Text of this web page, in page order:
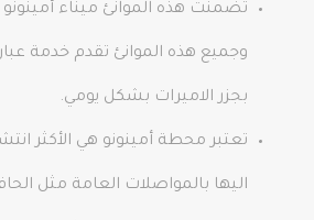
تضمنت هذه الموانئ ميناء
وجميع هذه الموانئ تقدم خدمة
بجزر الاميرات بشكل يومي.
تعتبر محطة أمينونو هي الأكثر
اليها بالمواصلات العامة مثل